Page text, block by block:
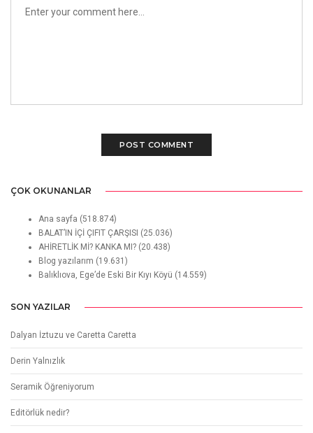
ÇOK OKUNANLAR
Ana sayfa (518.874)
BALAT’IN İÇİ ÇIFIT ÇARŞISI (25.036)
AHİRETLİK Mİ? KANKA MI? (20.438)
Blog yazılarım (19.631)
Balıklıova, Ege’de Eski Bir Kıyı Köyü (14.559)
SON YAZILAR
Dalyan İztuzu ve Caretta Caretta
Derin Yalnızlık
Seramik Öğreniyorum
Editörlük nedir?